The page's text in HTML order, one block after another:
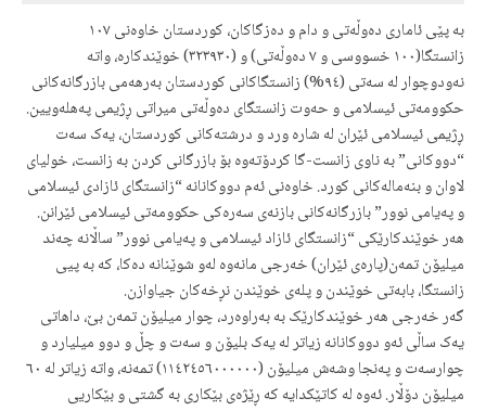
بە پێی ئاماری دەوڵەتی و دام و دەزگاکان، کوردستان خاوەنی ١٠٧
زانستگا(١٠٠ خسووسی و ٧ دەوڵەتی) و (٣٢٣٩٣٠) خوێندکارە، واتە
نەودوچوار لە سەتی (٩٤%) زانستگاکانی کوردستان بەرهەمی بازرگانەکانی
حکوومەتی ئیسلامی و حەوت زانستگای دەوڵەتی میراتی ڕژیمی پەهلەویین.
ڕژیمی ئیسلامی ئێران لە شارە ورد و درشتەکانی کوردستان، یەک سەت
“دووکانی” بە ناوی زانست-گا کردۆتەوە بۆ بازرگانی کردن بە زانست، خولیای
لاوان و بنەمالەکانی کورد. خاوەنی ئەم دووکانانە “زانستگای ئازادی ئیسلامی
و پەیامی نوور” بازرگانەکانی بازنەی سەرەکی حکوومەتی ئیسلامی ئێرانن.
هەر خوێندکارێکی “زانستگای ئازاد ئیسلامی و پەیامی نوور” ساڵانە چەند
میلیۆن تمەن(پارەی ئێران) خەرجی مانەوە لەو شوێنانە دەکا، کە بە پیی
زانستگا، بابەتی خوێندن و پلەی خوێندن نڕخەکان جیاوازن.
گەر خەرجی هەر خوێندکارێک بە بەراوەرد، چوار میلیۆن تمەن بێ، داهاتی
یەک ساڵی ئەو دووکانانە زیاتر لە یەک بلیۆن و سەت و چڵ و دوو میلیارد و
چوارسەت و پەنجا وشەش میلیۆن (١١٤٢٤٥٦٠٠٠٠٠٠) تمەنە، واتە زیاتر لە ٦٠
میلیۆن دۆڵار. ئەوە لە کاتێکدایە کە ڕێژەی بێکاری بە گشتی و بێکاریی